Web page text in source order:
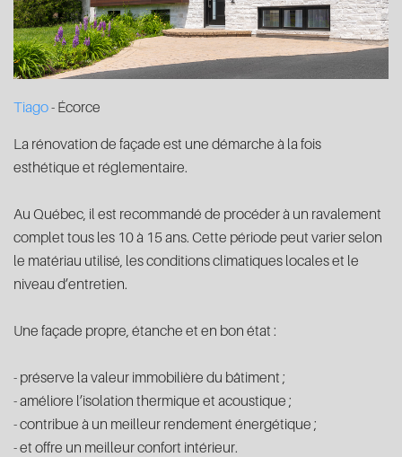
Tiago- Écorce
La rénovation de façade est une démarche à la fois
esthétique et réglementaire.
Au Québec, il est recommandé de procéder à un ravalement
complet tous les 10 à 15 ans. Cette période peut varier selon
le matériau utilisé, les conditions climatiques locales et le
niveau d’entretien.
Une façade propre, étanche et en bon état :
- préserve la valeur immobilière du bâtiment ;
- améliore l’isolation thermique et acoustique ;
- contribue à un meilleur rendement énergétique ;
- et offre un meilleur confort intérieur.